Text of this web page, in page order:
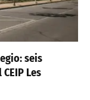
seis
Les